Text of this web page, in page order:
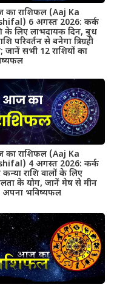
राशिफल (Aaj Ka
6 अगस्त 2026: कर्क
के लिए लाभदायक दिन, बुध
परिवर्तन से बनेगा त्रिग्रही
जानें सभी 12 राशियों का
राशिफल (Aaj Ka
4 अगस्त 2026: कर्क
राशि वालों के लिए
के योग, जानें मेष से मीन
भविष्यफल